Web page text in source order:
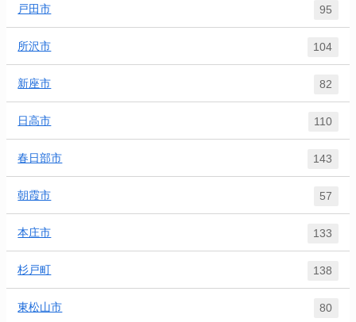
戸田市 95
所沢市 104
新座市 82
日高市 110
春日部市 143
朝霞市 57
本庄市 133
杉戸町 138
東松山市 80